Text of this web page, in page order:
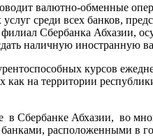
валютно-обменные
среди всех банков,
филиал Сбербанка Абхазии,
наличную
курсов
как на территории
в Сбербанке Абхазии, во
расположенными в